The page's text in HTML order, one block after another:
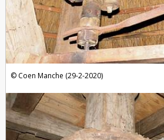
Coen Manche (29-2-2020)